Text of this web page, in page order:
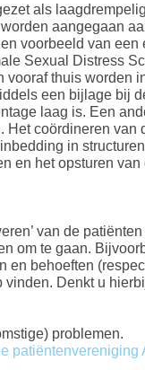
als
aangegaan
voorbeeld van
Sexual Distress
vooraf thuis worden
een bijlage bij
laag is. Een
coördineren
in
en het opsturen
van de
om te gaan.
behoeften
vinden. Denkt u
problemen.
patiëntenvereniging